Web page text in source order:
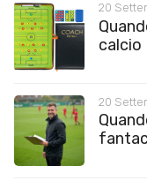
20
calcio
20